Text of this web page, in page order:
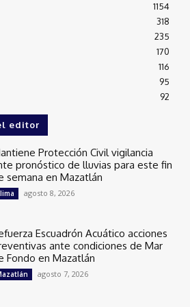
1154
318
235
170
116
95
92
editor
Protección Civil vigilancia
pronóstico de lluvias para este fin
semana en Mazatlán
agosto 8, 2026
Escuadrón Acuático acciones
ante condiciones de Mar
Fondo en Mazatlán
agosto 7, 2026